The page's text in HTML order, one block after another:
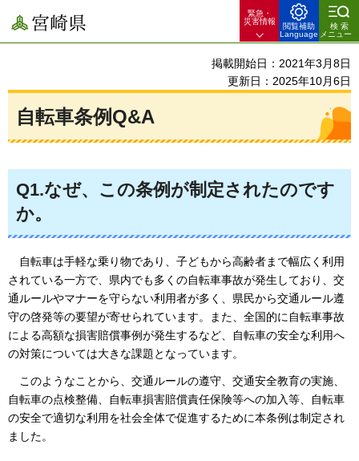
宮崎県
緊急・
災害情報
閲覧補助
Language
検索
メニュー
掲載開始日：2021年3月8日
更新日：2025年10月6日
自転車条例Q&A
Q1.なぜ、この条例が制定されたのです
か。
自転車は手軽な乗り物であり、子どもから高齢者まで幅広く利用
されている一方で、県内でも多くの自転車事故が発生しており、交
通ルールやマナーを守らない利用者が多く、県民から交通ルール遵
守の啓発等の要望が寄せられています。また、全国的に自転車事故
による高額な損害賠償事例が発生するなど、自転車の安全な利用へ
の対策については大きな課題となっています。
このようなことから
、交通ルールの遵守、交通安全教育の実施、
自転車の点検整備、自転車損害賠償責任保険等への加入等、自転車
の安全で適切な利用を社会全体で促進するために本条例は制定され
ました。